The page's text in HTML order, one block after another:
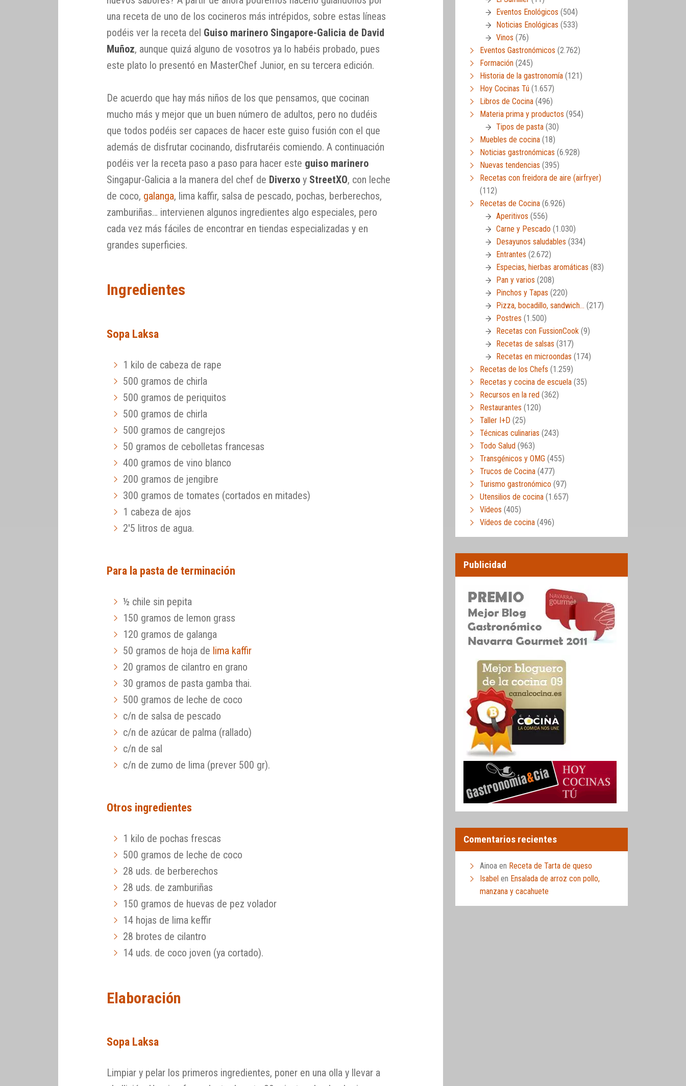
una receta de uno de los cocineros más intrépidos, sobre estas líneas
podéis ver la receta del Guiso marinero Singapore-Galicia de David
Muñoz, aunque quizá alguno de vosotros ya lo habéis probado, pues
este plato lo presentó en MasterChef Junior, en su tercera edición.
De acuerdo que hay más niños de los que pensamos, que cocinan
mucho más y mejor que un buen número de adultos, pero no dudéis
que todos podéis ser capaces de hacer este guiso fusión con el que
además de disfrutar cocinando, disfrutaréis comiendo. A continuación
podéis ver la receta paso a paso para hacer este guiso marinero
Singapur-Galicia a la manera del chef de Diverxo y StreetXO, con leche
de coco, galanga, lima kaffir, salsa de pescado, pochas, berberechos,
zamburiñas… intervienen algunos ingredientes algo especiales, pero
cada vez más fáciles de encontrar en tiendas especializadas y en
grandes superficies.
Ingredientes
Sopa Laksa
1 kilo de cabeza de rape
500 gramos de chirla
500 gramos de periquitos
500 gramos de chirla
500 gramos de cangrejos
50 gramos de cebolletas francesas
400 gramos de vino blanco
200 gramos de jengibre
300 gramos de tomates (cortados en mitades)
1 cabeza de ajos
2'5 litros de agua.
Para la pasta de terminación
½ chile sin pepita
150 gramos de lemon grass
120 gramos de galanga
50 gramos de hoja de lima kaffir
20 gramos de cilantro en grano
30 gramos de pasta gamba thai.
500 gramos de leche de coco
c/n de salsa de pescado
c/n de azúcar de palma (rallado)
c/n de sal
c/n de zumo de lima (prever 500 gr).
Otros ingredientes
1 kilo de pochas frescas
500 gramos de leche de coco
28 uds. de berberechos
28 uds. de zamburiñas
150 gramos de huevas de pez volador
14 hojas de lima keffir
28 brotes de cilantro
14 uds. de coco joven (ya cortado).
Elaboración
Sopa Laksa
Limpiar y pelar los primeros ingredientes, poner en una olla y llevar a
Eventos Enológicos (504)
Noticias Enológicas (533)
Vinos (76)
Eventos Gastronómicos (2.762)
Formación (245)
Historia de la gastronomía (121)
Hoy Cocinas Tú (1.657)
Libros de Cocina (496)
Materia prima y productos (954)
Tipos de pasta (30)
Muebles de cocina (18)
Noticias gastronómicas (6.928)
Nuevas tendencias (395)
Recetas con freidora de aire (airfryer)
(112)
Recetas de Cocina (6.926)
Aperitivos (556)
Carne y Pescado (1.030)
Desayunos saludables (334)
Entrantes (2.672)
Especias, hierbas aromáticas (83)
Pan y varios (208)
Pinchos y Tapas (220)
Pizza, bocadillo, sandwich… (217)
Postres (1.500)
Recetas con FussionCook (9)
Recetas de salsas (317)
Recetas en microondas (174)
Recetas de los Chefs (1.259)
Recetas y cocina de escuela (35)
Recursos en la red (362)
Restaurantes (120)
Taller I+D (25)
Técnicas culinarias (243)
Todo Salud (963)
Transgénicos y OMG (455)
Trucos de Cocina (477)
Turismo gastronómico (97)
Utensilios de cocina (1.657)
Vídeos (405)
Vídeos de cocina (496)
Publicidad
Comentarios recientes
Ainoa en Receta de Tarta de queso
Isabel en Ensalada de arroz con pollo,
manzana y cacahuete